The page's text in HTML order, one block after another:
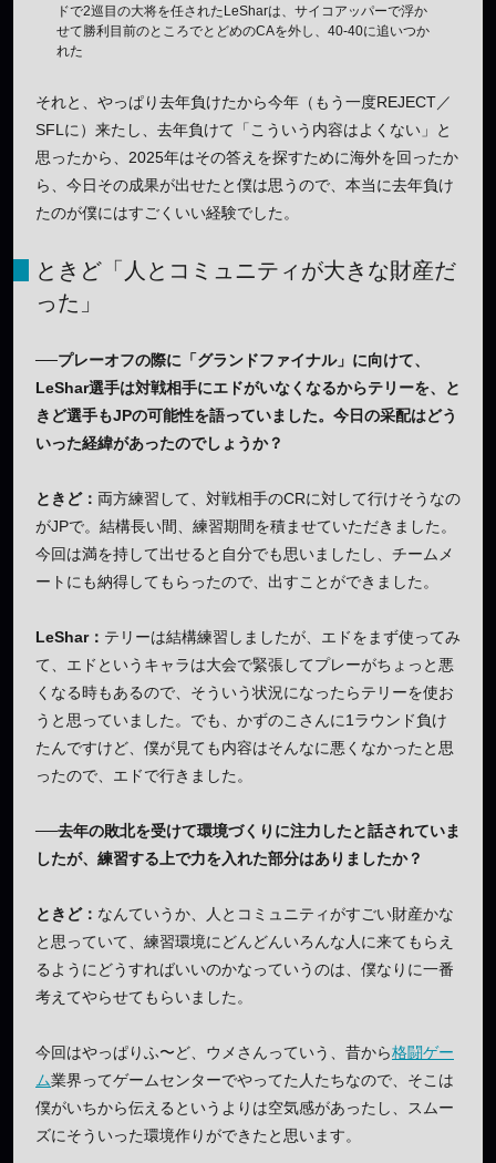
ドで2巡目の大将を任されたLeSharは、サイコアッパーで浮か
せて勝利目前のところでとどめのCAを外し、40-40に追いつか
れた
それと、やっぱり去年負けたから今年（もう一度REJECT／
SFLに）来たし、去年負けて「こういう内容はよくない」と
思ったから、2025年はその答えを探すために海外を回ったか
ら、今日その成果が出せたと僕は思うので、本当に去年負け
たのが僕にはすごくいい経験でした。
ときど「人とコミュニティが大きな財産だ
った」
──プレーオフの際に「グランドファイナル」に向けて、
LeShar選手は対戦相手にエドがいなくなるからテリーを、と
きど選手もJPの可能性を語っていました。今日の采配はどう
いった経緯があったのでしょうか？
ときど： 両方練習して、対戦相手のCRに対して行けそうなの
がJPで。結構長い間、練習期間を積ませていただきました。
今回は満を持して出せると自分でも思いましたし、チームメ
ートにも納得してもらったので、出すことができました。
LeShar： テリーは結構練習しましたが、エドをまず使ってみ
て、エドというキャラは大会で緊張してプレーがちょっと悪
くなる時もあるので、そういう状況になったらテリーを使お
うと思っていました。でも、かずのこさんに1ラウンド負け
たんですけど、僕が見ても内容はそんなに悪くなかったと思
ったので、エドで行きました。
──去年の敗北を受けて環境づくりに注力したと話されていま
したが、練習する上で力を入れた部分はありましたか？
ときど： なんていうか、人とコミュニティがすごい財産かな
と思っていて、練習環境にどんどんいろんな人に来てもらえ
るようにどうすればいいのかなっていうのは、僕なりに一番
考えてやらせてもらいました。
今回はやっぱりふ〜ど、ウメさんっていう、昔から格闘ゲー
ム業界ってゲームセンターでやってた人たちなので、そこは
僕がいちから伝えるというよりは空気感があったし、スムー
ズにそういった環境作りができたと思います。